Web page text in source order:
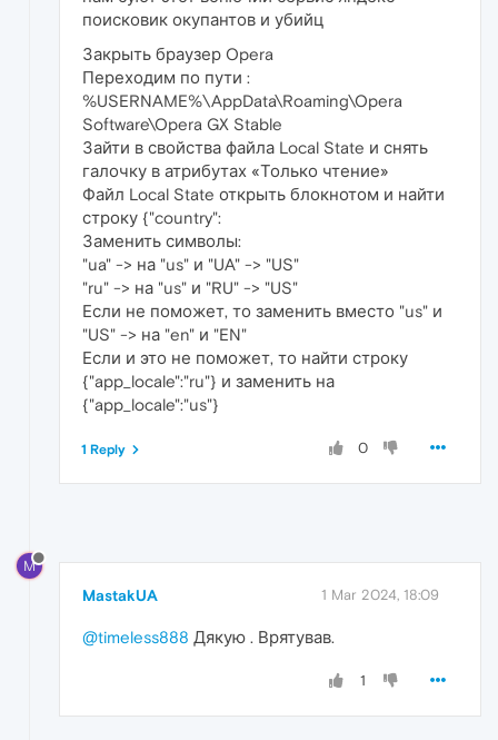
поисковик окупантов и убийц
Закрыть браузер Opera
Переходим по пути :
%USERNAME%\AppData\Roaming\Opera
Software\Opera GX Stable
Зайти в свойства файла Local State и снять
галочку в атрибутах «Только чтение»
Файл Local State открыть блокнотом и найти
строку {"country":
Заменить символы:
"ua" -> на "us" и "UA" -> "US"
"ru" -> на "us" и "RU" -> "US"
Если не поможет, то заменить вместо "us" и
"US" -> на "en" и "EN"
Если и это не поможет, то найти строку
{"app_locale":"ru"} и заменить на
{"app_locale":"us"}
0
1 Reply
M
MastakUA 1 Mar 2024, 18:09
@timeless888 Дякую . Врятував.
1